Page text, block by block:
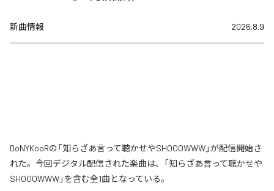
新曲情報 2026.8.9
DoNYKooRの「知らざあ言って聴かせやSHOOOWWW」が配信開始さ
れた。今回デジタル配信された楽曲は、「知らざあ言って聴かせや
SHOOOWWW」を含む全1曲となっている。